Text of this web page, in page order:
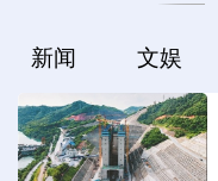
新闻 文娱